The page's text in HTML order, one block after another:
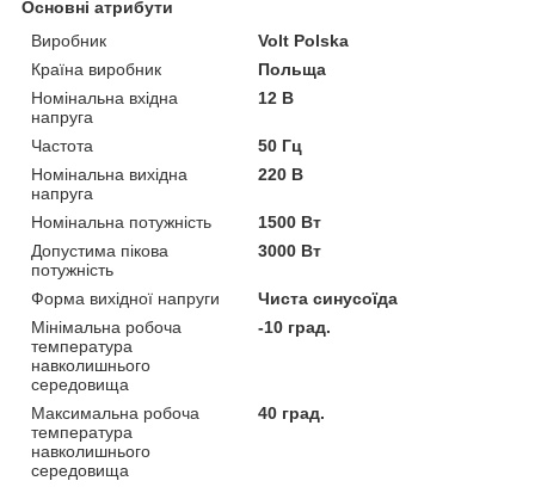
Основні атрибути
Виробник
Volt Polska
Країна виробник
Польща
Номінальна вхідна
напруга
12 В
Частота
50 Гц
Номінальна вихідна
напруга
220 В
Номінальна потужність
1500 Вт
Допустима пікова
потужність
3000 Вт
Форма вихідної напруги
Чиста синусоїда
Мінімальна робоча
температура
навколишнього
середовища
-10 град.
Максимальна робоча
температура
навколишнього
середовища
40 град.